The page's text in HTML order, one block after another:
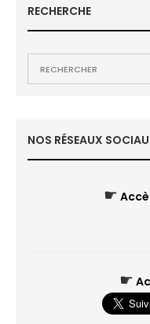
RECHERCHE
NOS RÉSEAUX
☛
☛